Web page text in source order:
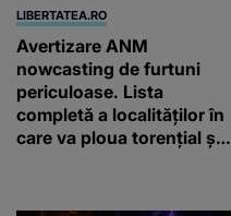
LIBERTATEA.RO
Avertizare ANM
nowcasting de furtuni
periculoase. Lista
completă a localităților în
care va ploua torențial și